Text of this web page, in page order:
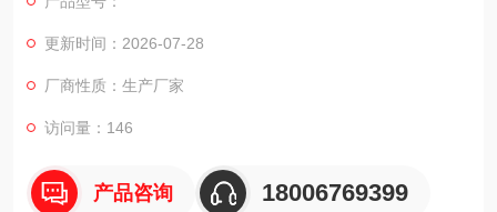
更新时间：2026-07-28
厂商性质：生产厂家
访问量：146
产品咨询 18006769399